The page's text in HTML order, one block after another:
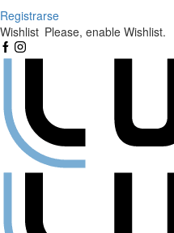
Registrarse
Wishlist Please, enable Wishlist.